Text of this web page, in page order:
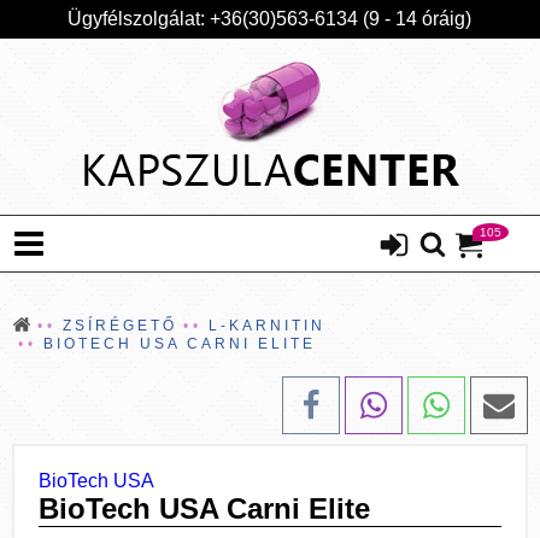
Ügyfélszolgálat: +36(30)563-6134 (9 - 14 óráig)
105
ZSÍRÉGETŐ
L-KARNITIN
BIOTECH USA CARNI ELITE
BioTech USA
BioTech USA Carni Elite